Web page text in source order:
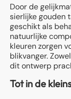
Door de
sierlijke gouden
geschikt als
natuurlijke
kleuren zorgen
blikvanger.
dit ontwerp
Tot in de